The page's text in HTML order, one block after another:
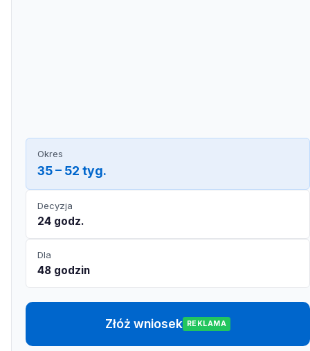
Okres
35 – 52 tyg.
Decyzja
24 godz.
Dla
48 godzin
Złóż wniosek REKLAMA